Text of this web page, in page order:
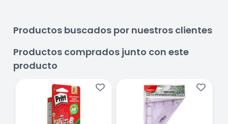
Productos buscados por nuestros clientes
Productos comprados junto con este
producto